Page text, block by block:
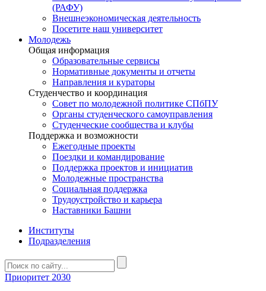
(РАФУ)
Внешнеэкономическая деятельность
Посетите наш университет
Молодежь
Общая информация
Образовательные сервисы
Нормативные документы и отчеты
Направления и кураторы
Студенчество и координация
Совет по молодежной политике СПбПУ
Органы студенческого самоуправления
Студенческие сообщества и клубы
Поддержка и возможности
Ежегодные проекты
Поездки и командирование
Поддержка проектов и инициатив
Молодежные пространства
Социальная поддержка
Трудоустройство и карьера
Наставники Башни
Институты
Подразделения
Приоритет 2030